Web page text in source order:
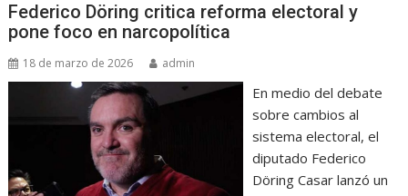
Federico Döring critica reforma electoral y
pone foco en narcopolítica
18 de marzo de 2026 admin
En medio del debate
sobre cambios al
sistema electoral, el
diputado Federico
Döring Casar lanzó un